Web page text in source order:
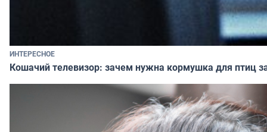
ИНТЕРЕСНОЕ
Кошачий телевизор: зачем нужна кормушка для птиц